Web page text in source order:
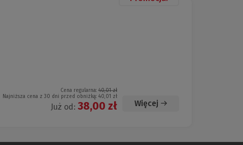
Cena regularna: 40,01 zł
Najniższa cena z 30 dni przed obniżką: 40,01 zł
Już od: 38,00 zł Więcej